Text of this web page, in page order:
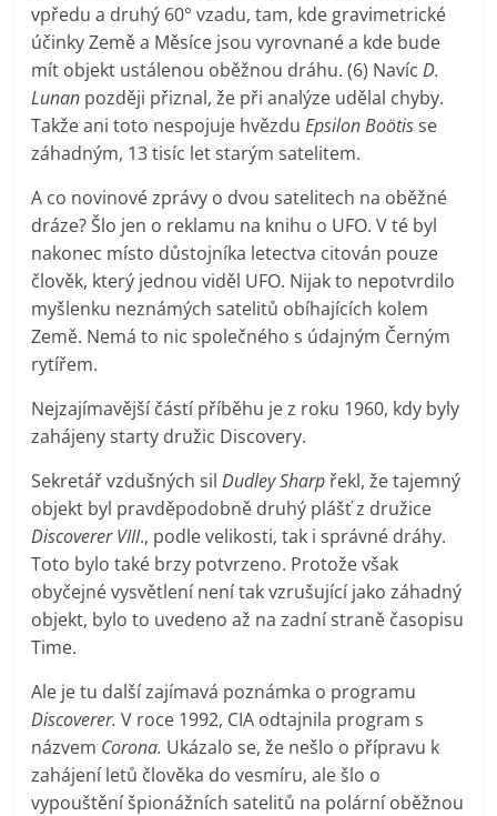
vpředu a druhý 60° vzadu, tam, kde gravimetrické
účinky Země a Měsíce jsou vyrovnané a kde bude
mít objekt ustálenou oběžnou dráhu. (6) Navíc D.
Lunan později přiznal, že při analýze udělal chyby.
Takže ani toto nespojuje hvězdu Epsilon Boötisse
záhadným, 13 tisíc let starým satelitem.
A co novinové zprávy o dvou satelitech na oběžné
dráze? Šlo jen o reklamu na knihu o UFO. V té byl
nakonec místo důstojníka letectva citován pouze
člověk, který jednou viděl UFO. Nijak to nepotvrdilo
myšlenku neznámých satelitů obíhajících kolem
Země. Nemá to nic společného s údajným Černým
rytířem.
Nejzajímavější částí příběhu je z roku 1960, kdy byly
zahájeny starty družic Discovery.
Sekretář vzdušných silDudley Sharp řekl, že tajemný
objekt byl pravděpodobně druhý plášť z družice
Discoverer VIII., podle velikosti, tak i správné dráhy.
Toto bylo také brzy potvrzeno. Protože však
obyčejné vysvětlení není tak vzrušující jako záhadný
objekt, bylo to uvedeno až na zadní straně časopisu
Time.
Ale je tu další zajímavá poznámka o programu
Discoverer. V roce 1992, CIA odtajnila program s
názvem Corona. Ukázalo se, že nešlo o přípravu k
zahájení letů člověka do vesmíru, ale šlo o
vypouštění špionážních satelitů na polární oběžnou